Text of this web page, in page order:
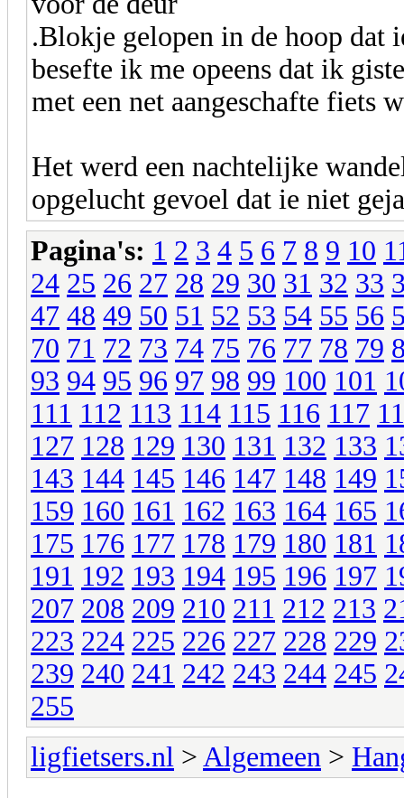
.Blokje gelopen in de hoop dat
besefte ik me opeens dat ik
met een net aangeschafte fiets
Het werd een nachtelijke
opgelucht gevoel dat ie niet
Pagina's: 1 2 3 4 5 6 7 8 9 10
24 25 26 27 28 29 30 31 32 33
47 48 49 50 51 52 53 54 55 56
70 71 72 73 74 75 76 77 78 79
93 94 95 96 97 98 99 100 101
111 112 113 114 115 116 117
127 128 129 130 131 132 133
143 144 145 146 147 148 149
159 160 161 162 163 164 165
175 176 177 178 179 180 181
191 192 193 194 195 196 197
207 208 209 210 211 212 213
223 224 225 226 227 228 229
239 240 241 242 243 244 245
255
ligfietsers.nl > Algemeen >